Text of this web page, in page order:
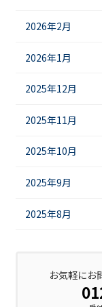
2026年2月
2026年1月
2025年12月
2025年11月
2025年10月
2025年9月
2025年8月
お気軽にお